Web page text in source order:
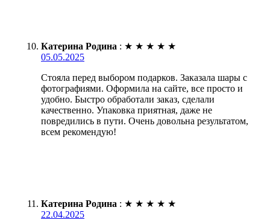
Катерина Родина : ★ ★ ★ ★ ★
05.05.2025
Стояла перед выбором подарков. Заказала шары с
фотографиями. Оформила на сайте, все просто и
удобно. Быстро обработали заказ, сделали
качественно. Упаковка приятная, даже не
повредились в пути. Очень довольна результатом,
всем рекомендую!
Катерина Родина : ★ ★ ★ ★ ★
22.04.2025